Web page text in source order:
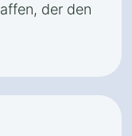
der den